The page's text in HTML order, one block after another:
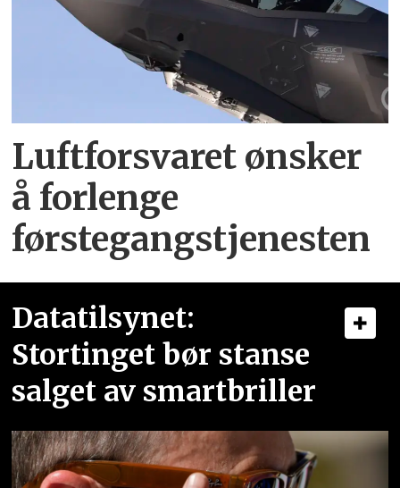
Luftforsvaret ønsker
å forlenge
førstegangstjenesten
Datatilsynet:
Stortinget bør stanse
salget av smartbriller